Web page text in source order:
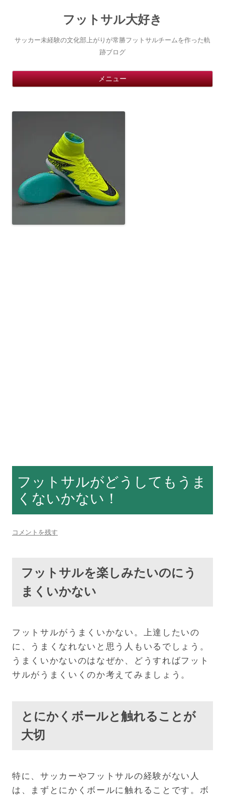
フットサル大好き
サッカー未経験の文化部上がりが常勝フットサルチームを作った軌
跡ブログ
メニュー
フットサルがどうしてもうま
くないかない！
コメントを残す
フットサルを楽しみたいのにう
まくいかない
フットサルがうまくいかない。上達したいの
に、うまくなれないと思う人もいるでしょう。
うまくいかないのはなぜか、どうすればフット
サルがうまくいくのか考えてみましょう。
とにかくボールと触れることが
大切
特に、サッカーやフットサルの経験がない人
は、まずとにかくボールに触れることです。ボ